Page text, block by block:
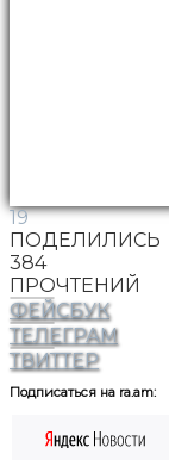
19
ПОДЕЛИЛИСЬ
384
ПРОЧТЕНИЙ
ФЕЙСБУК
ТЕЛЕГРАМ
ТВИТТЕР
Подписаться на ra.am: